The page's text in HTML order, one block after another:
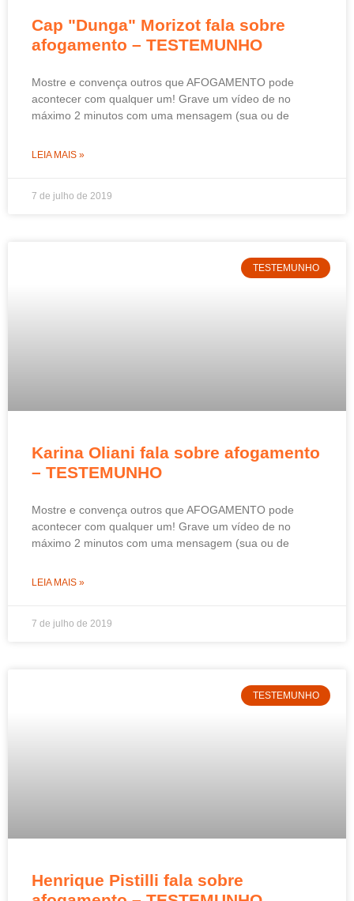
Cap "Dunga" Morizot fala sobre
afogamento – TESTEMUNHO
Mostre e convença outros que AFOGAMENTO pode
acontecer com qualquer um! Grave um vídeo de no
máximo 2 minutos com uma mensagem (sua ou de
LEIA MAIS »
7 de julho de 2019
TESTEMUNHO
Karina Oliani fala sobre afogamento
– TESTEMUNHO
Mostre e convença outros que AFOGAMENTO pode
acontecer com qualquer um! Grave um vídeo de no
máximo 2 minutos com uma mensagem (sua ou de
LEIA MAIS »
7 de julho de 2019
TESTEMUNHO
Henrique Pistilli fala sobre